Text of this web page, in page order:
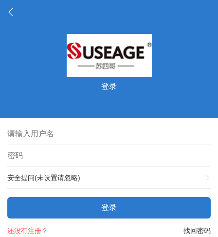
登录
安全提问(未设置请忽略)
登录
找回密码
还没有注册？